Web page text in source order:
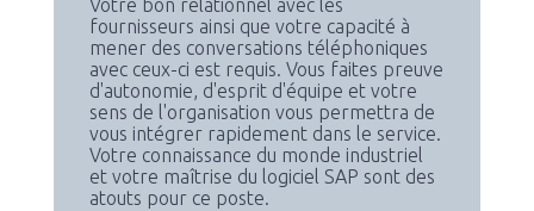
Votre bon relationnel avec les
fournisseurs ainsi que votre capacité à
mener des conversations téléphoniques
avec ceux-ci est requis. Vous faites preuve
d'autonomie, d'esprit d'équipe et votre
sens de l'organisation vous permettra de
vous intégrer rapidement dans le service.
Votre connaissance du monde industriel
et votre maîtrise du logiciel SAP sont des
atouts pour ce poste.